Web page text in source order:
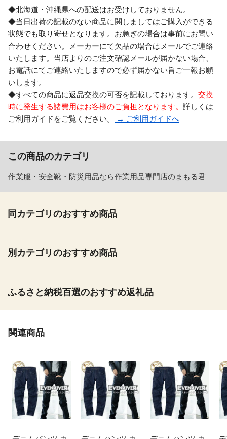
◆北海道・沖縄県への配送はお受けしておりません。
◆当日出荷の記載のない商品に関しましてはご購入ができる
状態でも取り寄せとなります。お急ぎの場合は事前にお問い
合わせください。メーカーにて欠品の場合はメールでご連絡
いたします。当店よりのご注文確認メールが届かない場合、
お電話にてご連絡いたしますので必ず届かない旨ご一報お願
いします。
◆すべての商品に返品交換の可否を記載しております。 交換
時に発生する諸費用はお客様のご負担となります。 詳しくは
ご利用ガイドをご覧ください。
→ ご利用ガイドへ
この商品のカテゴリ
作業服・安全靴・防災用品なら作業用品専門店のまもる君
同カテゴリのおすすめ商品
別カテゴリのおすすめ商品
ふるさと納税百選のおすすめ返礼品
関連商品